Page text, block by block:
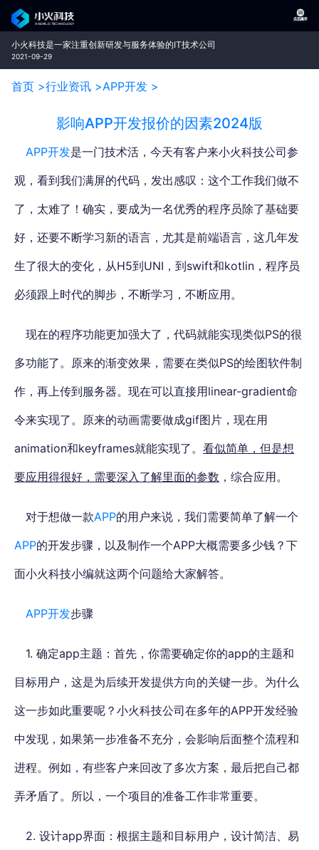
小火科技是一家注重创新研发与服务体验的IT技术公司
2021-09-29
首页 >行业资讯 >APP开发 >
影响APP开发报价的因素2024版
APP开发是一门技术活，今天有客户来小火科技公司参
观，看到我们满屏的代码，发出感叹：这个工作我们做不
了，太难了！确实，要成为一名优秀的程序员除了基础要
好， 还要不断学习新的语言，尤其是前端语言，这几年发
生了很大的变化 ，从H5到UNI，到swift和kotlin，程序员
必须跟上时代的脚步，不断学习，不断应用。
现在的程序功能更加强大了，代码就能实现类似PS的很
多功能了。原来的渐变效果，需要在类似PS的绘图软件制
作，再上传到服务器。现在可以直接用linear-gradient命
令来实现了。原来的动画需要做成gif图片，现在用
animation和keyframes就能实现了。 看似简单，但是想
要应用得很好，需要深入了解里面的参数 ，综合应用。
对于想做一款APP的用户来说，我们需要简单了解一个
APP的开发步骤，以及制作一个APP大概需要多少钱？下
面小火科技小编就这两个问题给大家解答。
APP开发步骤
1. 确定app主题：首先，你需要确定你的app的主题和
目标用户，这是为后续开发提供方向的关键一步。为什么
这一步如此重要呢？小火科技公司在多年的APP开发经验
中发现，如果第一步准备不充分，会影响后面整个流程和
进程。例如，有些客户来回改了多次方案，最后把自己都
弄矛盾了。所以，一个项目的准备工作非常重要。
2. 设计app界面：根据主题和目标用户，设计简洁、易